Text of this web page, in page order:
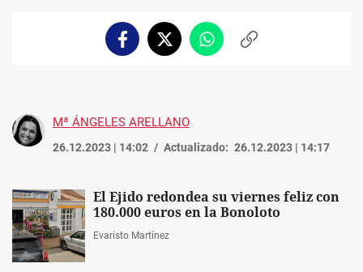
FacebookTwitterWhatsappCopiar
Mª ÁNGELES ARELLANO
26.12.2023 | 14:02 Actualizado: 26.12.2023 | 14:17
El Ejido redondea su viernes feliz con
180.000 euros en la Bonoloto
Evaristo Martínez